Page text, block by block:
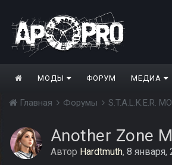
МОДЫ ФОРУМ МЕДИА
Главная Форумы
Another Zone
Автор Hardtmuth, 8 января,